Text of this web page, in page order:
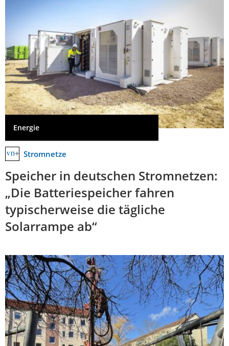
Energie
Stromnetze
Speicher in deutschen Stromnetzen:
„Die Batteriespeicher fahren
typischerweise die tägliche
Solarrampe ab“